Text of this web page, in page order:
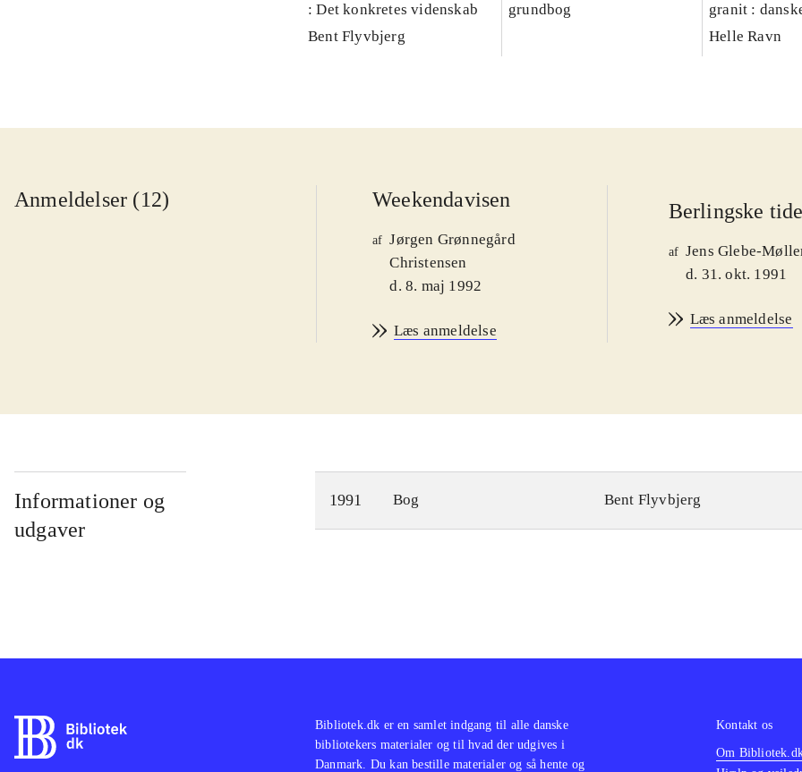
: Det konkretes videnskab
Bent Flyvbjerg
grundbog
granit :
Helle Ravn
Anmeldelser (12) Weekendavisen
af Jørgen Grønnegård
Christensen
d. 8. maj 1992
Læs anmeldelse
Berlingske
af Jens Glebe-
d. 31. okt. 1991
Læs anmeldelse
Informationer og
udgaver
1991 Bog Bent Flyvbjerg
Bibliotek.dk er en samlet indgang til alle danske
bibliotekers materialer og til hvad der udgives i
Danmark. Du kan bestille materialer og så hente og
Kontakt os
Om